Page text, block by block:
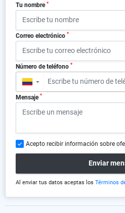
Tu nombre *
Correo electrónico *
Número de teléfono *
▼
Mensaje *
Acepto recibir información sobre
Enviar
Al enviar tus datos aceptas los Términos